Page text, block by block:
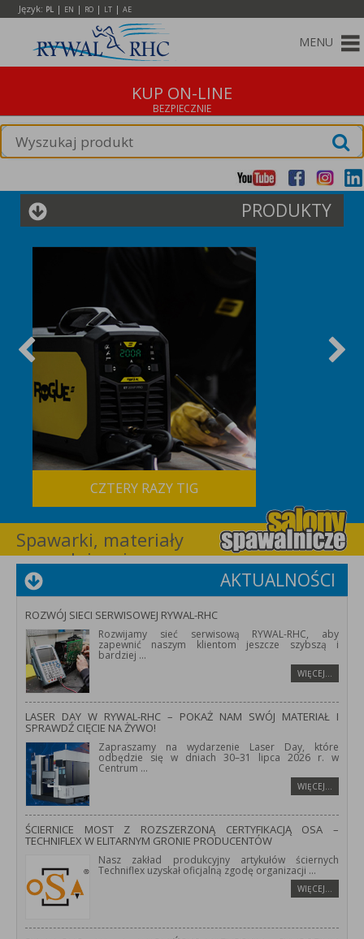
Język: PL | EN | RO | LT | AE
MENU
KUP ON-LINE
PRODUKTY
CZTERY RAZY TIG
Spawarki, materiały
spawalnicze i
wyposażenie dla
spawalnictwa –
RYWAL-RHC
AKTUALNOŚCI
ROZWÓJ SIECI SERWISOWEJ RYWAL-RHC
Rozwijamy sieć serwisową RYWAL-RHC, aby
zapewnić naszym klientom jeszcze szybszą i
bardziej ...
WIĘCEJ…
LASER DAY W RYWAL-RHC – POKAŻ NAM SWÓJ MATERIAŁ I
SPRAWDŹ CIĘCIE NA ŻYWO!
Zapraszamy na wydarzenie Laser Day, które
odbędzie się w dniach 30–31 lipca 2026 r. w
Centrum ...
WIĘCEJ…
ŚCIERNICE MOST Z ROZSZERZONĄ CERTYFIKACJĄ OSA –
TECHNIFLEX W ELITARNYM GRONIE PRODUCENTÓW
Nasz zakład produkcyjny artykułów ściernych
Techniflex uzyskał oficjalną zgodę organizacji ...
WIĘCEJ…